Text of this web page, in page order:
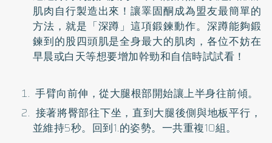
肌肉自行製造出來！讓睪固酮成為盟友最簡單的
方法，就是「深蹲」這項鍛鍊動作。深蹲能夠鍛
鍊到的股四頭肌是全身最大的肌肉，各位不妨在
早晨或白天等想要增加幹勁和自信時試試看！
手臂向前伸，從大腿根部開始讓上半身往前傾。
接著將臀部往下坐，直到大腿後側與地板平行，
並維持5秒。回到1.的姿勢。一共重複10組。